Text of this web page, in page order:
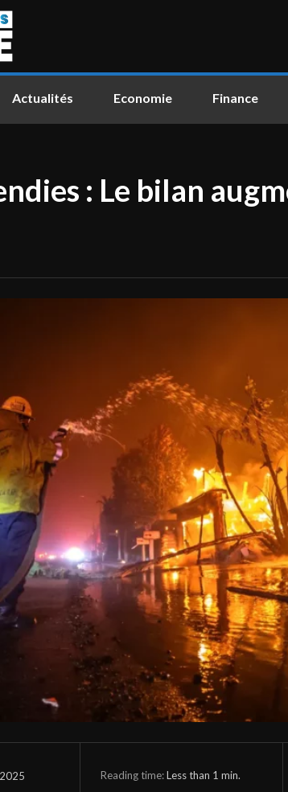
Actualités Economie Finance
: Le bilan
Reading time:Less than 1 min.